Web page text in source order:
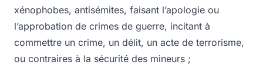
xénophobes, antisémites, faisant l’apologie ou
l’approbation de crimes de guerre, incitant à
commettre un crime, un délit, un acte de terrorisme,
ou contraires à la sécurité des mineurs ;